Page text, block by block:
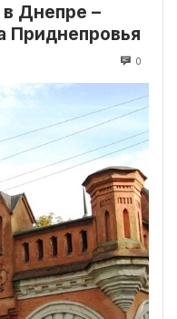
Днепре –
Приднепровья
0